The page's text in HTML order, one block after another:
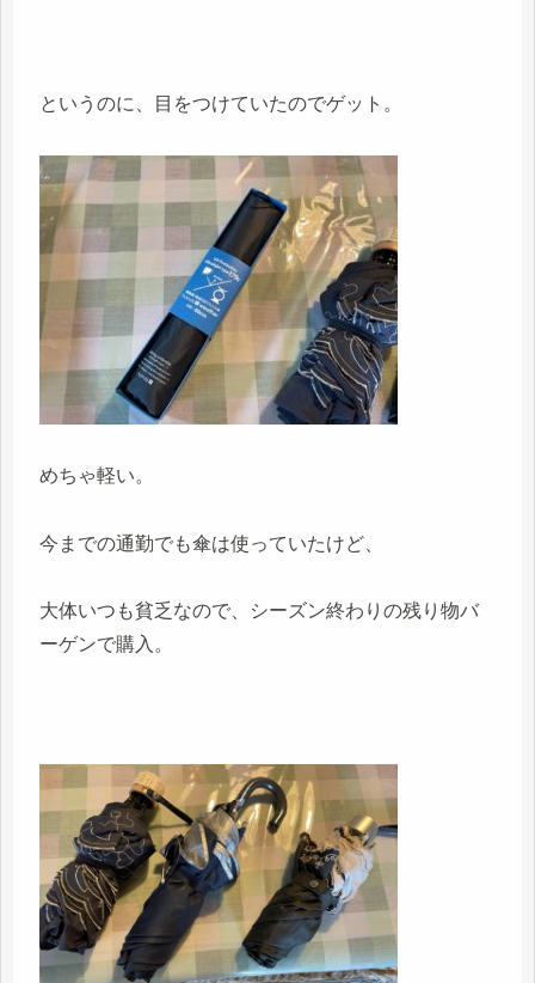
というのに、目をつけていたのでゲット。
めちゃ軽い。
今までの通勤でも傘は使っていたけど、
大体いつも貧乏なので、シーズン終わりの残り物バ
ーゲンで購入。